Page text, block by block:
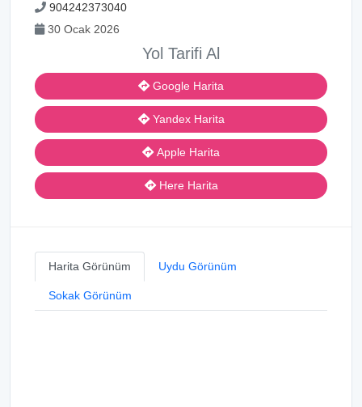
904242373040
30 Ocak 2026
Yol Tarifi Al
Google Harita
Yandex Harita
Apple Harita
Here Harita
Harita Görünüm Uydu Görünüm
Sokak Görünüm